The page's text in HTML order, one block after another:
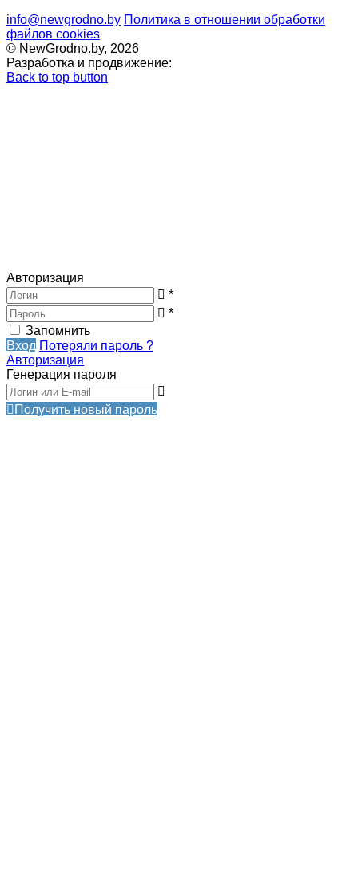
info@newgrodno.by Политика в отношении обработки
файлов cookies
© NewGrodno.by, 2026
Разработка и продвижение:
Back to top button
Авторизация
*
*
Запомнить
Вход Потеряли пароль ?
Авторизация
Генерация пароля
Получить новый пароль